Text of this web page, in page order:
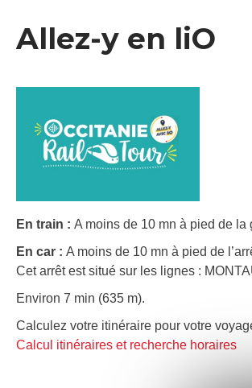
Allez-y en liO
En train : A moins de 10 mn à pied de la
En car : A moins de 10 mn à pied de
Cet arrêt est situé sur les lignes :
Environ 7 min (635 m).
Calculez votre itinéraire pour votre
Calcul itinéraires et recherche horaires